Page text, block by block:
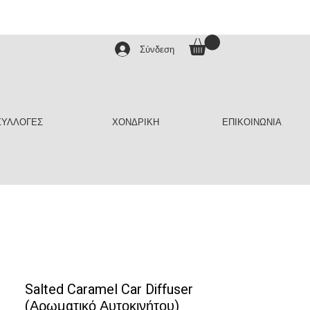
Σύνδεση
ΧΟΝΔΡΙΚΗ ΕΠΙΚΟΙΝΩΝΙΑ
Salted Caramel Car Diffuser